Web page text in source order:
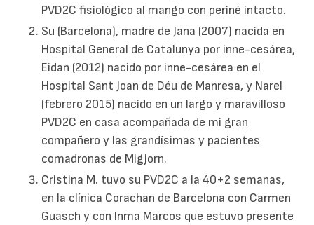
PVD2C fisiológico al mango con periné intacto.
Su (Barcelona), madre de Jana (2007) nacida en
Hospital General de Catalunya por inne-cesárea,
Eidan (2012) nacido por inne-cesárea en el
Hospital Sant Joan de Déu de Manresa, y Narel
(febrero 2015) nacido en un largo y maravilloso
PVD2C en casa acompañada de mi gran
compañero y las grandísimas y pacientes
comadronas de Migjorn.
Cristina M. tuvo su PVD2C a la 40+2 semanas,
en la clínica Corachan de Barcelona con Carmen
Guasch y con Inma Marcos que estuvo presente